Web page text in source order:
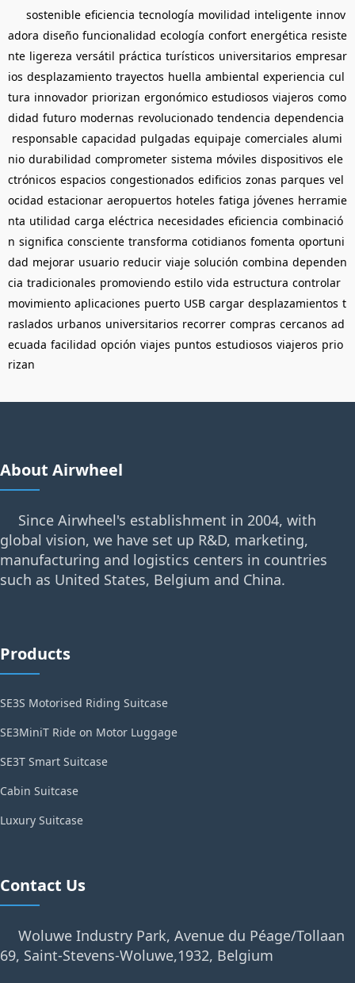
sostenible eficiencia tecnología movilidad inteligente innov
adora diseño funcionalidad ecología confort energética resiste
nte ligereza versátil práctica turísticos universitarios empresar
ios desplazamiento trayectos huella ambiental experiencia cul
tura innovador priorizan ergonómico estudiosos viajeros como
didad futuro modernas revolucionado tendencia dependencia
responsable capacidad pulgadas equipaje comerciales alumi
nio durabilidad comprometer sistema móviles dispositivos ele
ctrónicos espacios congestionados edificios zonas parques vel
ocidad estacionar aeropuertos hoteles fatiga jóvenes herramie
nta utilidad carga eléctrica necesidades eficiencia combinació
n significa consciente transforma cotidianos fomenta oportuni
dad mejorar usuario reducir viaje solución combina dependen
cia tradicionales promoviendo estilo vida estructura controlar
movimiento aplicaciones puerto USB cargar desplazamientos t
raslados urbanos universitarios recorrer compras cercanos ad
ecuada facilidad opción viajes puntos estudiosos viajeros prio
rizan
About Airwheel
Since Airwheel's establishment in 2004, with
global vision, we have set up R&D, marketing,
manufacturing and logistics centers in countries
such as United States, Belgium and China.
Products
SE3S Motorised Riding Suitcase
SE3MiniT Ride on Motor Luggage
SE3T Smart Suitcase
Cabin Suitcase
Luxury Suitcase
Contact Us
Woluwe Industry Park, Avenue du Péage/Tollaan
69, Saint-Stevens-Woluwe,1932, Belgium